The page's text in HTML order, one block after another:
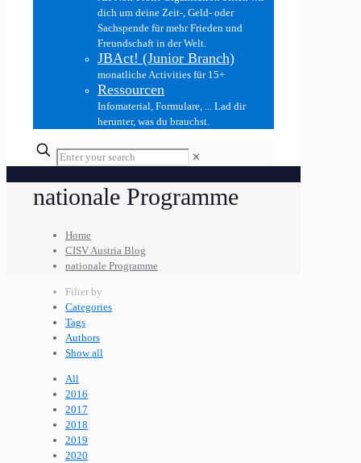
dich um deine Zeit-, Geld- oder
Sachspende für mehr Frieden und
Freundschaft in der Welt.
JBAct! (Junior Branch)
monatliche Activities für 15+
Ressourcen
Infomaterial, Formulare, ... Lad dir
herunter, was du brauchst.
✕
nationale Programme
Home
CISV Austria Blog
nationale Programme
Filter by
Categories
Tags
Authors
Show all
All
2016
2017
2018
2019
2020